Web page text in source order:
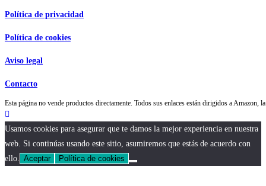
Política de privacidad
Política de cookies
Aviso legal
Contacto
Esta página no vende productos directamente. Todos sus enlaces están dirigidos a
Usamos cookies para asegurar que te damos la mejor experiencia en nuestra
web. Si continúas usando este sitio, asumiremos que estás de acuerdo con
ello. Aceptar Política de cookies